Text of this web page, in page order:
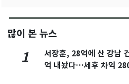
많이 본 뉴스
1
서장훈, 28억에 산 강남
억 내놨다…세후 차익